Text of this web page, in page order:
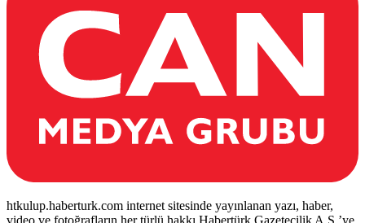
htkulup.haberturk.com internet sitesinde yayınlanan yazı, haber,